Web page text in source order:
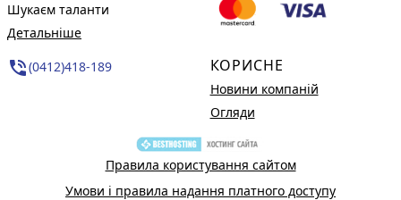
Шукаєм таланти
Детальніше
phone_in_talk(0412)418-189 КОРИСНЕ
Новини компаній
Огляди
Правила користування сайтом
Умови і правила надання платного доступу